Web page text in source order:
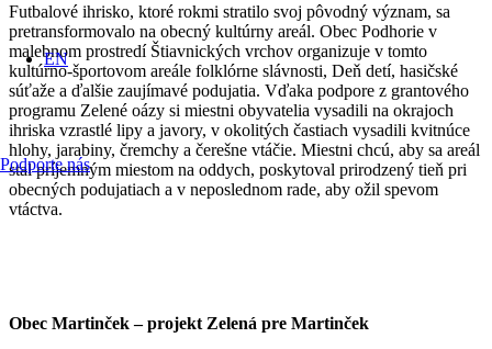
EN
Podporte nás
Futbalové ihrisko, ktoré rokmi stratilo svoj pôvodný význam, sa
pretransformovalo na obecný kultúrny areál. Obec Podhorie v
malebnom prostredí Štiavnických vrchov organizuje v tomto
kultúrno-športovom areále folklórne slávnosti, Deň detí, hasičské
súťaže a ďalšie zaujímavé podujatia. Vďaka podpore z grantového
programu Zelené oázy si miestni obyvatelia vysadili na okrajoch
ihriska vzrastlé lipy a javory, v okolitých častiach vysadili kvitnúce
hlohy, jarabiny, čremchy a čerešne vtáčie. Miestni chcú, aby sa areál
stal príjemným miestom na oddych, poskytoval prirodzený tieň pri
obecných podujatiach a v neposlednom rade, aby ožil spevom
vtáctva.
Obec Martinček – projekt Zelená pre Martinček